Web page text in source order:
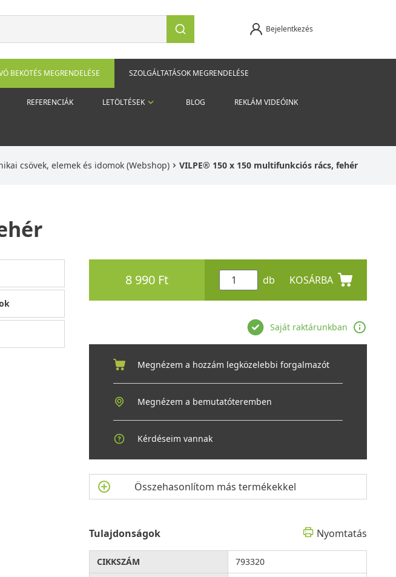
Bejelentkezés
BEKÖTÉS MEGRENDELÉSE SZOLGÁLTATÁSOK MEGRENDELÉSE
REFERENCIÁK LETÖLTÉSEK BLOG REKLÁM VIDEÓINK
csövek, elemek és idomok (Webshop) VILPE® 150 x 150 multifunkciós rács, fehér
8 990 Ft db KOSÁRBA
Saját raktárunkban
Megnézem a hozzám legközelebbi forgalmazót
Megnézem a bemutatóteremben
Kérdéseim vannak
Összehasonlítom más termékekkel
Tulajdonságok Nyomtatás
CIKKSZÁM
793320